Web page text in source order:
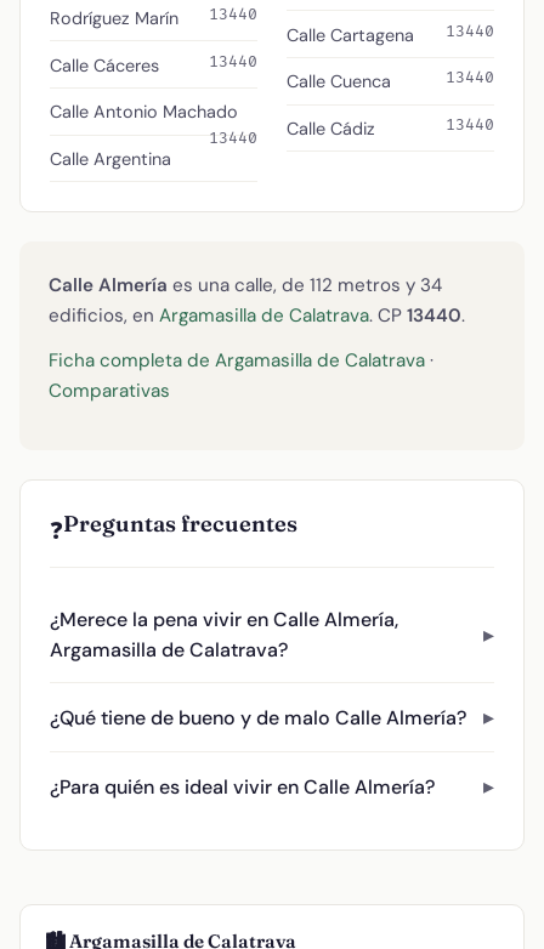
Rodríguez Marín
13440
Calle Cáceres 13440
Calle Antonio Machado
13440
Calle Argentina
Calle Cartagena 13440
Calle Cuenca 13440
Calle Cádiz 13440
Calle Almería es una calle, de 112 metros y 34
edificios, en Argamasilla de Calatrava. CP 13440.
Ficha completa de Argamasilla de Calatrava ·
Comparativas
❓Preguntas frecuentes
¿Merece la pena vivir en Calle Almería,
Argamasilla de Calatrava?
¿Qué tiene de bueno y de malo Calle Almería?
¿Para quién es ideal vivir en Calle Almería?
🏙️ Argamasilla de Calatrava